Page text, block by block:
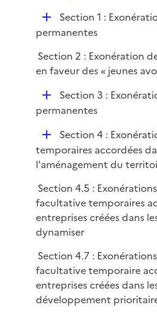
r
i
e
r
p
l
e
r
D
é
l
i
Section 1 :
permanentes
Section 2 : Exonération
en faveur des « jeunes
D
é
i
e
r
Section 3 :
permanentes
D
é
p
i
e
r
Section 4 :
temporaires accordées
l'aménagement du
Section 4.5 :
facultative temporaires
entreprises créées dans
dynamiser
Section 4.7 :
facultative temporaire
entreprises créées dans
développement